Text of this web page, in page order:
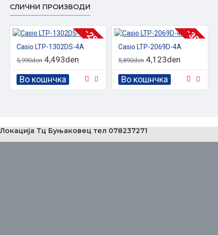
СЛИЧНИ ПРОИЗВОДИ
-25 %
Casio LTP-1302DS-4A
5,990den 4,493den
Во кошнчка
-30 %
Casio LTP-2069D-4A
5,890den 4,123den
Во кошнчка
Локација Тц Буњаковец тел 078237271